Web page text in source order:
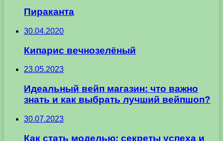
Пираканта
30.04.2020
Кипарис вечнозелёный
23.05.2023
Идеальный вейп магазин: что важно
знать и как выбрать лучший вейпшоп?
30.07.2023
Как стать моделью: секреты успеха и